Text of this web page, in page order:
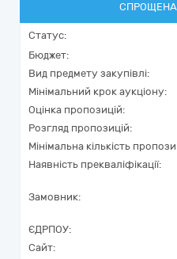
СПРОЩЕНА
Статус:
Бюджет:
Вид предмету закупівлі:
Мінімальний крок аукціону:
Оцінка пропозицій:
Розгляд пропозицій:
Мінімальна кількість
Наявність прекваліфікації:
Замовник:
ЄДРПОУ:
Сайт: